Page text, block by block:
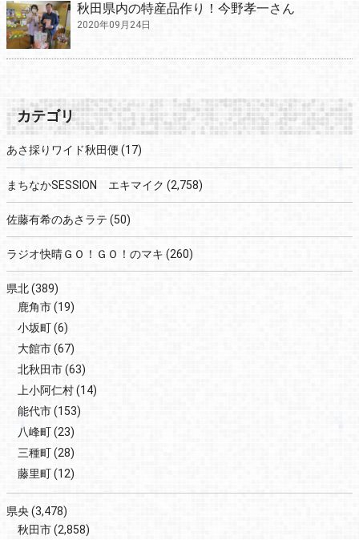
秋田県内の特産品作り！今野孝一さん
2020年09月24日
カテゴリ
あさ採りワイド秋田便 (17)
まちなかSESSION エキマイク (2,758)
佐藤有希のあさラテ (50)
ラジオ快晴ＧＯ！ＧＯ！のマキ (260)
県北(389)
鹿角市(19)
小坂町(6)
大館市(67)
北秋田市(63)
上小阿仁村(14)
能代市(153)
八峰町(23)
三種町(28)
藤里町(12)
県央(3,478)
秋田市(2,858)